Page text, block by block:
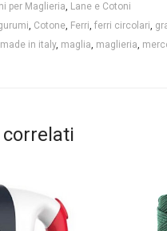
per Maglieria, Lane e Cotoni
, Cotone, Ferri, ferri circolari,
made in italy, maglia, maglieria,